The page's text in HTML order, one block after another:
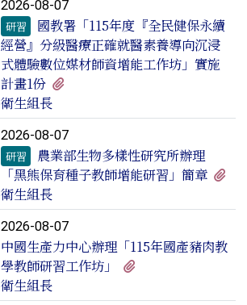
2026-08-07
研習
國教署「115年度『全民健保永續
經營』分級醫療正確就醫素養導向沉浸
式體驗數位媒材師資增能工作坊」實施
計畫1份
衛生組長
2026-08-07
研習
農業部生物多樣性研究所辦理
「黑熊保育種子教師增能研習」簡章
衛生組長
2026-08-07
中國生產力中心辦理「115年國產豬肉教
學教師研習工作坊」
衛生組長